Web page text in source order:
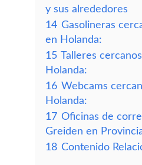
y sus alrededores
14 Gasolineras
en Holanda:
15 Talleres
Holanda:
16 Webcams
Holanda:
17 Oficinas de
Greiden en
18 Contenido